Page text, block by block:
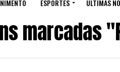
ESPORTES ÚLTIMAS
marcadas